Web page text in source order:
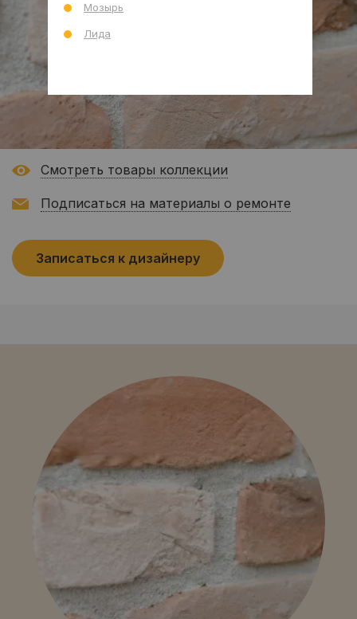
Смотреть товары коллекции
Подписаться на материалы о ремонте
Записаться к дизайнеру
Мозырь
Лида